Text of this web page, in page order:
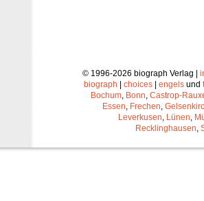
© 1996-2026 biograph Verlag |
biograph
choices engels und
Bochum, Bonn, Castrop-
Essen, Frechen,
Leverkusen, Lünen,
Recklinghausen,